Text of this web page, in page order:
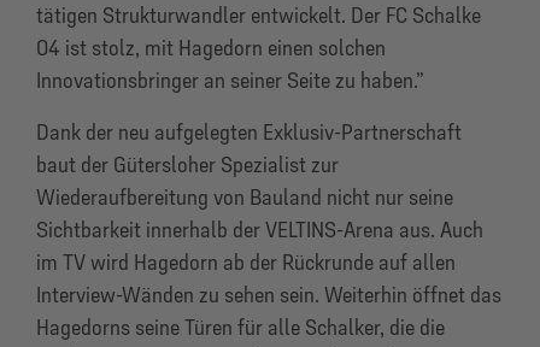
tätigen Strukturwandler entwickelt. Der FC Schalke
04 ist stolz, mit Hagedorn einen solchen
Innovationsbringer an seiner Seite zu haben.”
Dank der neu aufgelegten Exklusiv-Partnerschaft
baut der Gütersloher Spezialist zur
Wiederaufbereitung von Bauland nicht nur seine
Sichtbarkeit innerhalb der VELTINS-Arena aus. Auch
im TV wird Hagedorn ab der Rückrunde auf allen
Interview-Wänden zu sehen sein. Weiterhin öffnet das
Hagedorns seine Türen für alle Schalker, die die